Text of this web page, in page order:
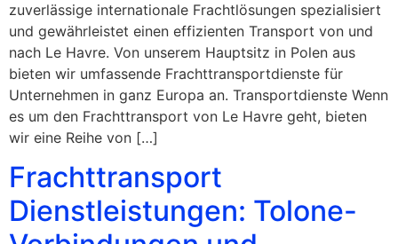
zuverlässige internationale Frachtlösungen spezialisiert
und gewährleistet einen effizienten Transport von und
nach Le Havre. Von unserem Hauptsitz in Polen aus
bieten wir umfassende Frachttransportdienste für
Unternehmen in ganz Europa an. Transportdienste Wenn
es um den Frachttransport von Le Havre geht, bieten
wir eine Reihe von […]
Frachttransport
Dienstleistungen: Tolone-